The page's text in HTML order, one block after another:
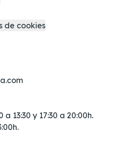
de cookies
13:30 y 17:30 a 20:00h.